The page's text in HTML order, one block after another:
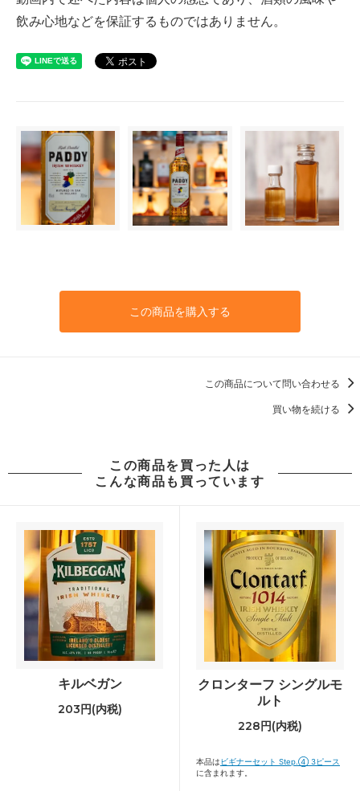
飲み心地などを保証するものではありません。
この商品を購入する
この商品について問い合わせる
買い物を続ける
この商品を買った人は
こんな商品も買っています
キルベガン
203円(内税)
クロンターフ シングルモ
ルト
228円(内税)
本品は ビギナーセット Step.④ 3ピース
に含まれます。